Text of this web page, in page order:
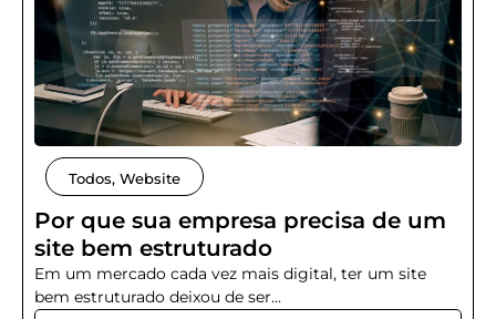
Todos, Website
Por que sua empresa precisa de um
site bem estruturado
Em um mercado cada vez mais digital, ter um site
bem estruturado deixou de ser...